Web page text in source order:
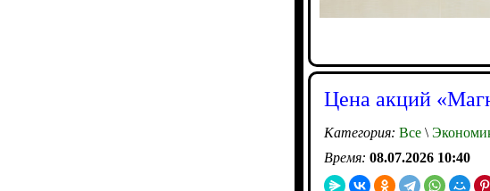
Цена акций
Категория: Все \
Время: 08.07.2026 10:40